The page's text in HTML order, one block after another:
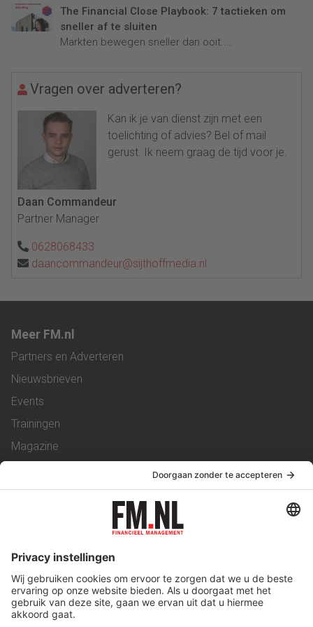
The Financial Close Playbook: 7 tactieken om
sneller af te sluiten
Markten bewegen sneller dan ooit....
Vragen over adverteren?
Kan ik je van dienst zijn met een
toelichting of advies? Bel of mail
gerust. Ik neem graag de tijd voor je.
Daan Commandeur
Partner Manager
0628068433
daancommandeur@sijthoffmedia.nl
Meer FM.nl
Partners en Adverteren
Nieuwsbrieven
Events
Trainingen
Magazine
Service & Contact
Werken bij ons
Privacy Statement
Algemene Voorwaarden